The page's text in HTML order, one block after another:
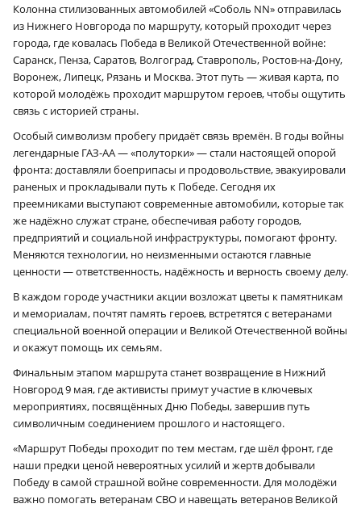
Колонна стилизованных автомобилей «Соболь NN» отправилась
из Нижнего Новгорода по маршруту, который проходит через
города, где ковалась Победа в Великой Отечественной войне:
Саранск, Пенза, Саратов, Волгоград, Ставрополь, Ростов-на-Дону,
Воронеж, Липецк, Рязань и Москва. Этот путь — живая карта, по
которой молодёжь проходит маршрутом героев, чтобы ощутить
связь с историей страны.
Особый символизм пробегу придаёт связь времён. В годы войны
легендарные ГАЗ-АА — «полуторки» — стали настоящей опорой
фронта: доставляли боеприпасы и продовольствие, эвакуировали
раненых и прокладывали путь к Победе. Сегодня их
преемниками выступают современные автомобили, которые так
же надёжно служат стране, обеспечивая работу городов,
предприятий и социальной инфраструктуры, помогают фронту.
Меняются технологии, но неизменными остаются главные
ценности — ответственность, надёжность и верность своему делу.
В каждом городе участники акции возложат цветы к памятникам
и мемориалам, почтят память героев, встретятся с ветеранами
специальной военной операции и Великой Отечественной войны
и окажут помощь их семьям.
Финальным этапом маршрута станет возвращение в Нижний
Новгород 9 мая, где активисты примут участие в ключевых
мероприятиях, посвящённых Дню Победы, завершив путь
символичным соединением прошлого и настоящего.
«Маршрут Победы проходит по тем местам, где шёл фронт, где
наши предки ценой невероятных усилий и жертв добывали
Победу в самой страшной войне современности. Для молодёжи
важно помогать ветеранам СВО и навещать ветеранов Великой